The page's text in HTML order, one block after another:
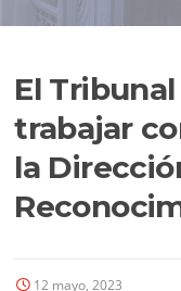
El
trabajar
la
12 mayo, 2023